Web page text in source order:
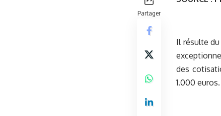
Partager
Il résulte
des
1.000 euros.